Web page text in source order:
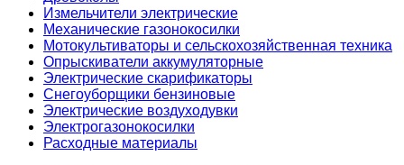
Измельчители электрические
Механические газонокосилки
Мотокультиваторы и сельскохозяйственная техника
Опрыскиватели аккумуляторные
Электрические скарификаторы
Снегоуборщики бензиновые
Электрические воздуходувки
Электрогазонокосилки
Расходные материалы